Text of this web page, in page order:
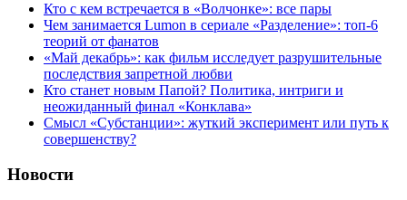
Кто с кем встречается в «Волчонке»: все пары
Чем занимается Lumon в сериале «Разделение»: топ-6
теорий от фанатов
«Май декабрь»: как фильм исследует разрушительные
последствия запретной любви
Кто станет новым Папой? Политика, интриги и
неожиданный финал «Конклава»
Cмысл «Субстанции»: жуткий эксперимент или путь к
совершенству?
Новости